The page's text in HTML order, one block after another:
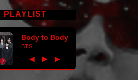
PLAYLIST
Body to Body
BTS
◀ ► ▶